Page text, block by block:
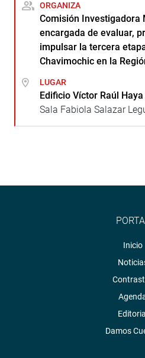
ORGANIZA
Comisión Investigadora
encargada de evaluar,
impulsar la tercera
Chavimochic en la
LUGAR
Edificio Víctor Raúl
Sala Fabiola Salazar
Inicio
Editorial
Damos